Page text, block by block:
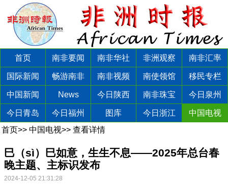
首页 南非要闻 南非华社 非洲观察 南非汇率
国际新闻 畅游南非 南非视频 南使领馆 移民专栏
中国新闻 News 今日陕西 南非珠宝 今日泉州
今日青岛 今日福州 图库 今日浙江
中国电视
首页>> 中国电视>> 查看详情
巳（sì）巳如意，生生不息——2025年总台春
晚主题、主标识发布
2024-12-05 21:31:28